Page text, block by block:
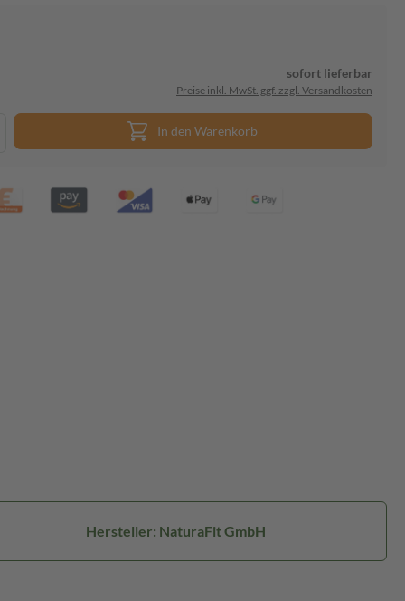
sofort lieferbar
Preise inkl. MwSt. ggf. zzgl. Versandkosten
In den Warenkorb
Hersteller: NaturaFit GmbH